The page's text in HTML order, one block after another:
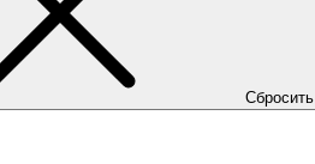
Сбросить